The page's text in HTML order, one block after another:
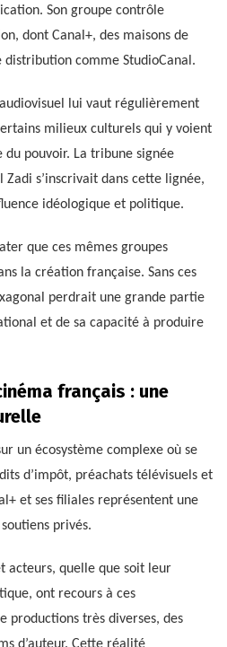
Son groupe contrôle
dont Canal+, des maisons de
distribution comme StudioCanal.
lui vaut régulièrement
milieux culturels qui y voient
du pouvoir. La tribune signée
s’inscrivait dans cette lignée,
idéologique et politique.
que ces mêmes groupes
la création française. Sans ces
perdrait une grande partie
et de sa capacité à produire
français : une
un écosystème complexe où se
d’impôt, préachats télévisuels et
et ses filiales représentent une
privés.
acteurs, quelle que soit leur
ont recours à ces
productions très diverses, des
d’auteur. Cette réalité